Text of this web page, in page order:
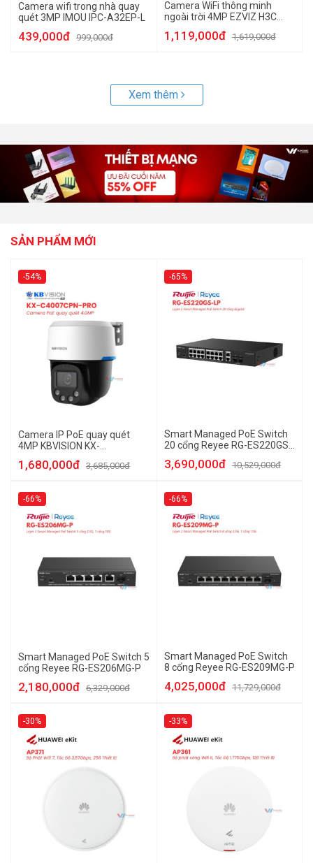
Camera wifi trong nhà quay
quét 3MP IMOU IPC-A32EP-L
439,000đ 999,000đ
Camera WiFi thông minh
ngoài trời 4MP EZVIZ H3C
1,119,000đ 1,619,000đ
Xem thêm
SẢN PHẨM MỚI
-54%
Camera IP PoE quay quét
4MP KBVISION KX-
C4007CPN-PRO
1,680,000đ 3,685,000đ
-65%
Smart Managed PoE Switch
20 cổng Reyee RG-ES220GS-
3,690,000đ 10,529,000đ
-66%
Smart Managed PoE Switch 5
cổng Reyee RG-ES206MG-P
2,180,000đ 6,329,000đ
-66%
Smart Managed PoE Switch
8 cổng Reyee RG-ES209MG-P
4,025,000đ 11,729,000đ
-30% -33%